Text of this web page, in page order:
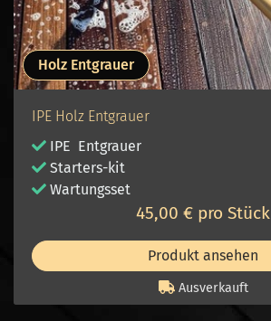
Holz Entgrauer
IPE Holz Entgrauer
IPE Entgrauer
Starters-kit
Wartungsset
45,00 € pro Stück
Produkt ansehen
Ausverkauft